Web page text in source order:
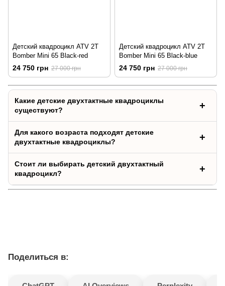
Детский квадроцикл ATV 2T
Bomber Mini 65 Black-red
24 750 грн 27 000 грн
Детский квадроцикл ATV 2T
Bomber Mini 65 Black-blue
24 750 грн 27 000 грн
Какие детские двухтактные квадроциклы
существуют?
Для какого возраста подходят детские
двухтактные квадроциклы?
Стоит ли выбирать детский двухтактный
квадроцикл?
Поделиться в: